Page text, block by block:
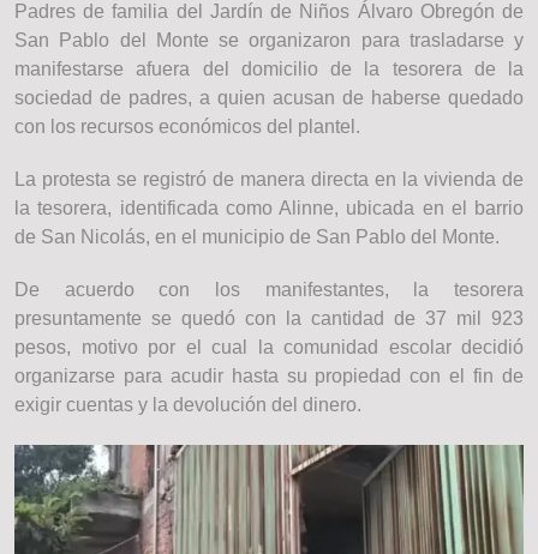
Padres de familia del Jardín de Niños Álvaro Obregón de
San Pablo del Monte se organizaron para trasladarse y
manifestarse afuera del domicilio de la tesorera de la
sociedad de padres, a quien acusan de haberse quedado
con los recursos económicos del plantel.
La protesta se registró de manera directa en la vivienda de
la tesorera, identificada como Alinne, ubicada en el barrio
de San Nicolás, en el municipio de San Pablo del Monte.
De acuerdo con los manifestantes, la tesorera
presuntamente se quedó con la cantidad de 37 mil 923
pesos, motivo por el cual la comunidad escolar decidió
organizarse para acudir hasta su propiedad con el fin de
exigir cuentas y la devolución del dinero.